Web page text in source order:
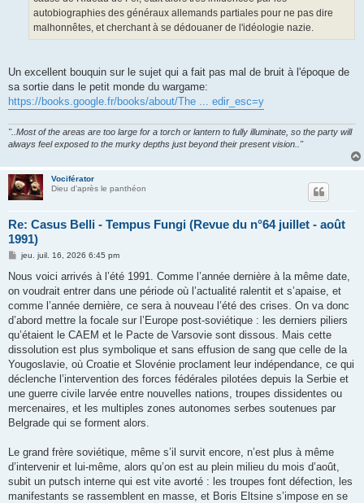
autobiographies des généraux allemands partiales pour ne pas dire
malhonnêtes, et cherchant à se dédouaner de l'idéologie nazie.
Un excellent bouquin sur le sujet qui a fait pas mal de bruit à l'époque de
sa sortie dans le petit monde du wargame:
https://books.google.fr/books/about/The ... edir_esc=y
"..Most of the areas are too large for a torch or lantern to fully illuminate, so the party will
always feel exposed to the murky depths just beyond their present vision.."
Vociférator
Dieu d'après le panthéon
Re: Casus Belli - Tempus Fungi (Revue du n°64 juillet - août
1991)
M
s
a
g
jeu. juil. 16, 2026 6:45 pm
Nous voici arrivés à l’été 1991. Comme l’année dernière à la même date,
on voudrait entrer dans une période où l’actualité ralentit et s’apaise, et
comme l’année dernière, ce sera à nouveau l’été des crises. On va donc
d’abord mettre la focale sur l’Europe post-soviétique : les derniers piliers
qu’étaient le CAEM et le Pacte de Varsovie sont dissous. Mais cette
dissolution est plus symbolique et sans effusion de sang que celle de la
Yougoslavie, où Croatie et Slovénie proclament leur indépendance, ce qui
déclenche l’intervention des forces fédérales pilotées depuis la Serbie et
une guerre civile larvée entre nouvelles nations, troupes dissidentes ou
mercenaires, et les multiples zones autonomes serbes soutenues par
Belgrade qui se forment alors.
Le grand frère soviétique, même s’il survit encore, n’est plus à même
d’intervenir et lui-même, alors qu’on est au plein milieu du mois d’août,
subit un putsch interne qui est vite avorté : les troupes font défection, les
manifestants se rassemblent en masse, et Boris Eltsine s’impose en se